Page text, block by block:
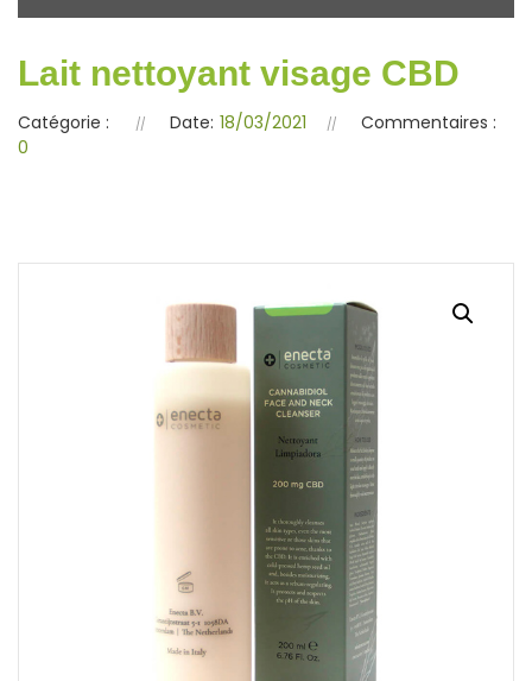
Lait nettoyant visage CBD
Catégorie : Date: 18/03/2021
Commentaires :
0